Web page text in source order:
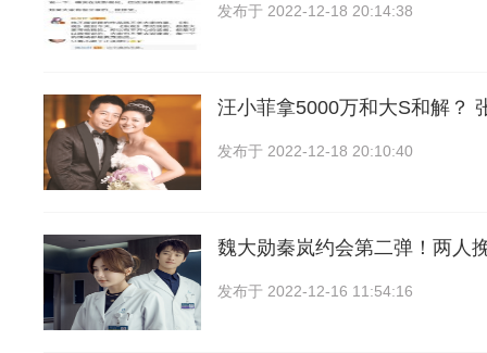
发布于 2022-12-18 20:14:38
汪小菲拿5000万和大S和解？
发布于 2022-12-18 20:10:40
魏大勋秦岚约会第二弹！两人
发布于 2022-12-16 11:54:16